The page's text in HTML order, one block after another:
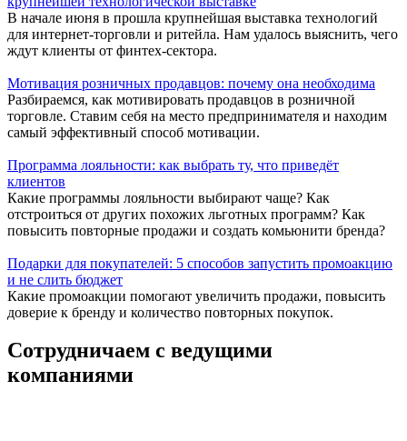
В начале июня в прошла крупнейшая выставка технологий
для интернет-торговли и ритейла. Нам удалось выяснить, чего
ждут клиенты от финтех-сектора.
Мотивация розничных продавцов: почему она необходима
Разбираемся, как мотивировать продавцов в розничной
торговле. Ставим себя на место предпринимателя и находим
самый эффективный способ мотивации.
Программа лояльности: как выбрать ту, что приведёт
клиентов
Какие программы лояльности выбирают чаще? Как
отстроиться от других похожих льготных программ? Как
повысить повторные продажи и создать комьюнити бренда?
Подарки для покупателей: 5 способов запустить промоакцию
и не слить бюджет
Какие промоакции помогают увеличить продажи, повысить
доверие к бренду и количество повторных покупок.
Сотрудничаем с ведущими
компаниями